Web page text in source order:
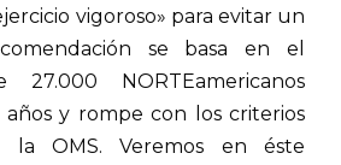
vigoroso» para evitar un
se basa en el
27.000 NORTEamericanos
años y rompe con los criterios
la OMS. Veremos en éste